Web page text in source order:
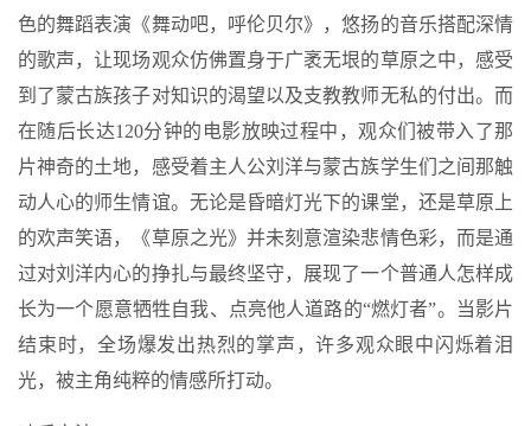
色的舞蹈表演《舞动吧，呼伦贝尔》，悠扬的音乐搭配深情
的歌声，让现场观众仿佛置身于广袤无垠的草原之中，感受
到了蒙古族孩子对知识的渴望以及支教教师无私的付出。而
在随后长达120分钟的电影放映过程中，观众们被带入了那
片神奇的土地，感受着主人公刘洋与蒙古族学生们之间那触
动人心的师生情谊。无论是昏暗灯光下的课堂，还是草原上
的欢声笑语，《草原之光》并未刻意渲染悲情色彩，而是通
过对刘洋内心的挣扎与最终坚守，展现了一个普通人怎样成
长为一个愿意牺牲自我、点亮他人道路的“燃灯者”。当影片
结束时，全场爆发出热烈的掌声，许多观众眼中闪烁着泪
光，被主角纯粹的情感所打动。